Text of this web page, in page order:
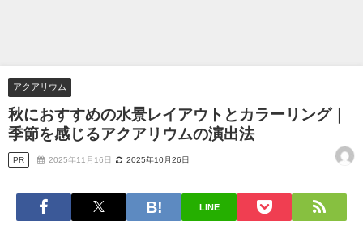
アクアリウム
秋におすすめの水景レイアウトとカラーリング｜
季節を感じるアクアリウムの演出法
PR 2025年11月16日 2025年10月26日
LINE